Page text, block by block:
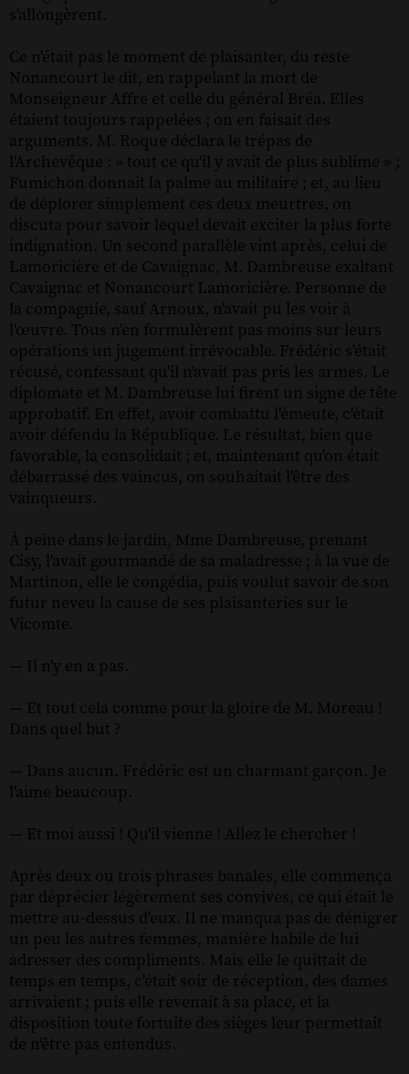
s'allongèrent.
Ce n'était pas le moment de plaisanter, du reste
Nonancourt le dit, en rappelant la mort de
Monseigneur Affre et celle du général Bréa. Elles
étaient toujours rappelées ; on en faisait des
arguments. M. Roque déclara le trépas de
l'Archevêque : » tout ce qu'il y avait de plus sublime » ;
Fumichon donnait la palme au militaire ; et, au lieu
de déplorer simplement ces deux meurtres, on
discuta pour savoir lequel devait exciter la plus forte
indignation. Un second parallèle vint après, celui de
Lamoricière et de Cavaignac, M. Dambreuse exaltant
Cavaignac et Nonancourt Lamoricière. Personne de
la compagnie, sauf Arnoux, n'avait pu les voir à
l'œuvre. Tous n'en formulèrent pas moins sur leurs
opérations un jugement irrévocable. Frédéric s'était
récusé, confessant qu'il n'avait pas pris les armes. Le
diplomate et M. Dambreuse lui firent un signe de tête
approbatif. En effet, avoir combattu l'émeute, c'était
avoir défendu la République. Le résultat, bien que
favorable, la consolidait ; et, maintenant qu'on était
débarrassé des vaincus, on souhaitait l'être des
vainqueurs.
À peine dans le jardin, Mme Dambreuse, prenant
Cisy, l'avait gourmandé de sa maladresse ; à la vue de
Martinon, elle le congédia, puis voulut savoir de son
futur neveu la cause de ses plaisanteries sur le
Vicomte.
— Il n'y en a pas.
— Et tout cela comme pour la gloire de M. Moreau !
Dans quel but ?
— Dans aucun. Frédéric est un charmant garçon. Je
l'aime beaucoup.
— Et moi aussi ! Qu'il vienne ! Allez le chercher !
Après deux ou trois phrases banales, elle commença
par déprécier légèrement ses convives, ce qui était le
mettre au-dessus d'eux. Il ne manqua pas de dénigrer
un peu les autres femmes, manière habile de lui
adresser des compliments. Mais elle le quittait de
temps en temps, c'était soir de réception, des dames
arrivaient ; puis elle revenait à sa place, et la
disposition toute fortuite des sièges leur permettait
de n'être pas entendus.